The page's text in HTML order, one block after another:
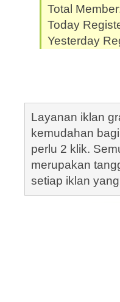
Total
Today
Yesterday
Layanan iklan
kemudahan
perlu 2 klik.
merupakan
setiap iklan